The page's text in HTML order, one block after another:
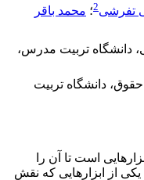
تفرشی2؛ محمد باقر
تربیت مدرس،
دانشگاه تربیت
است تا آن را
از ابزارهایی که نقش